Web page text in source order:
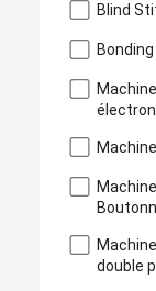
Blind
double